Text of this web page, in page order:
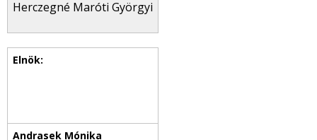
Herczegné Maróti Györgyi